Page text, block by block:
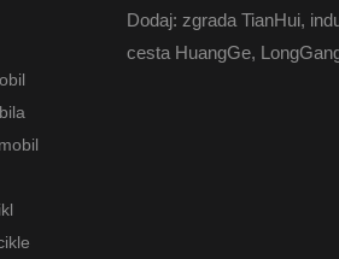
Dodaj: zgrada TianHui,
cesta HuangGe,